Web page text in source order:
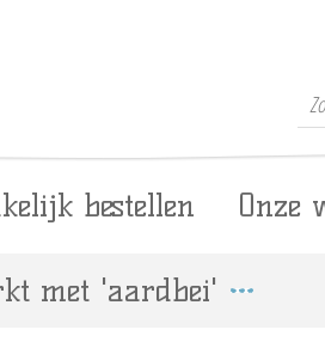
bestellen Onze
met 'aardbei'